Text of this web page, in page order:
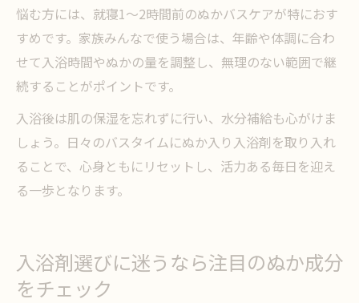
悩む方には、就寝1～2時間前のぬかバスケアが特におす
すめです。家族みんなで使う場合は、年齢や体調に合わ
せて入浴時間やぬかの量を調整し、無理のない範囲で継
続することがポイントです。
入浴後は肌の保湿を忘れずに行い、水分補給も心がけま
しょう。日々のバスタイムにぬか入り入浴剤を取り入れ
ることで、心身ともにリセットし、活力ある毎日を迎え
る一歩となります。
入浴剤選びに迷うなら注目のぬか成分
をチェック